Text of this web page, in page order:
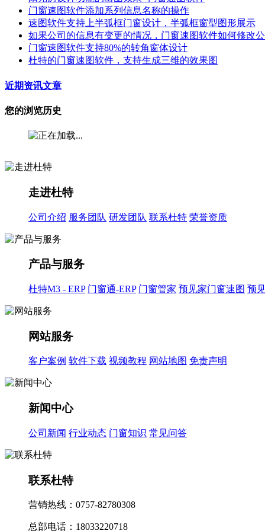
门窗速图软件添加系列信息名称的操作
速图软件支持上半弧框门窗设计，半弧框窗型图形展示
如果公司的信息有变更的情况，门窗速图软件如何修改
门窗速图软件支持80%的转角窗体设计
杜特的门窗速图软件，支持生成三维的效果图
近期资讯文章
您的浏览历史
走进杜特
公司介绍 服务团队 研发团队 联系杜特 荣誉资质
产品与服务
杜特M3 - ERP 门窗通-ERP 门窗管家 预见家门窗速图 预
网站服务
客户案例 软件下载 视频教程 网站地图 免责声明
新闻中心
公司新闻 行业动态 门窗知识 常见问答
联系杜特
营销热线：0757-82780308
总部电话：18033220718